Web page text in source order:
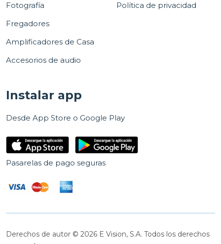
Fotografía
Fregadores
Amplificadores de Casa
Accesorios de audio
Política de privacidad
Instalar app
Desde App Store o Google Play
Pasarelas de pago seguras
Derechos de autor © 2026 E Vision, S.A. Todos los derechos